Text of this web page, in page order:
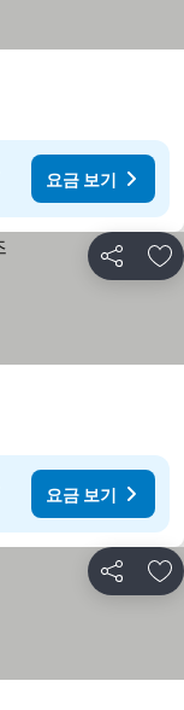
요금 보기
공유 즐
요금 보기
공유 즐